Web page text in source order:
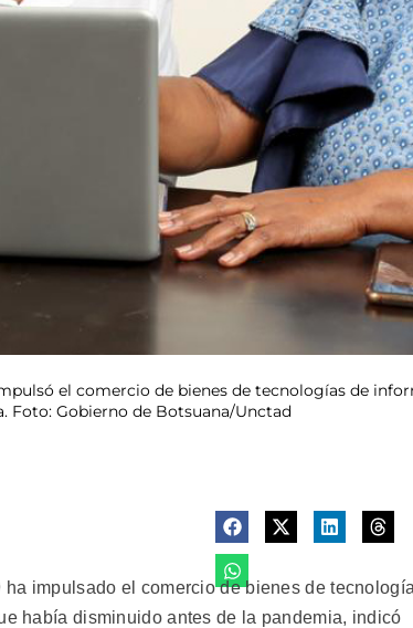
el comercio de bienes de tecnologías de
Foto: Gobierno de Botsuana/Unctad
impulsado el comercio de bienes de
había disminuido antes de la pandemia, indicó